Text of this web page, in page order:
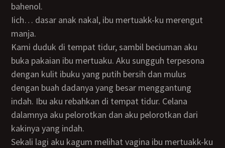
bahenol.
iich… dasar anak nakal, ibu mertuakk-ku merengut
manja.
Kami duduk di tempat tidur, sambil beciuman aku
buka pakaian ibu mertuaku. Aku sungguh terpesona
dengan kulit ibuku yang putih bersih dan mulus
dengan buah dadanya yang besar menggantung
indah. Ibu aku rebahkan di tempat tidur. Celana
dalamnya aku pelorotkan dan aku pelorotkan dari
kakinya yang indah.
Sekali lagi aku kagum melihat vagina ibu mertuakk-ku